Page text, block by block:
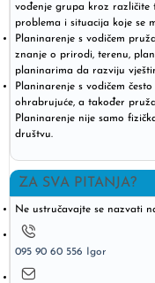
vođenje grupa kroz različite
problema i situacija koje se
Planinarenje s vodičem
znanje o prirodi, terenu,
planinarima da razviju
Planinarenje s vodičem
ohrabrujuće, a također
Planinarenje nije samo
društvu.
ZA SVA PITANJA?
Ne ustručavajte se nazvati
095 90 60 556 Igor